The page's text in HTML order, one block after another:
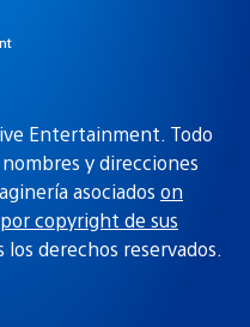
Entertainment. Todo
y direcciones
asociados on
copyright de sus
los derechos reservados.